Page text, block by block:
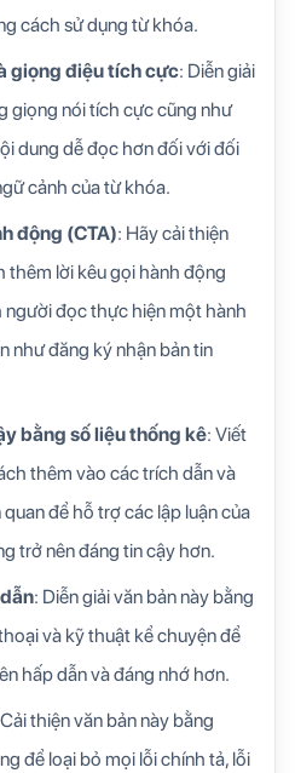
cách sử dụng từ khóa.
giọng điệu tích cực: Diễn giải
giọng nói tích cực cũng như
dung dễ đọc hơn đối với đối
cảnh của từ khóa.
động (CTA): Hãy cải thiện
thêm lời kêu gọi hành động
người đọc thực hiện một hành
như đăng ký nhận bản tin
bằng số liệu thống kê: Viết
thêm vào các trích dẫn và
để hỗ trợ các lập luận của
trở nên đáng tin cậy hơn.
: Diễn giải văn bản này bằng
và kỹ thuật kể chuyện để
hấp dẫn và đáng nhớ hơn.
thiện văn bản này bằng
để loại bỏ mọi lỗi chính tả, lỗi